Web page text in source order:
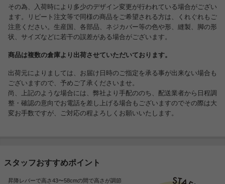
その為、入荷時により多少のデザイン変更が行われている場合がござい
ます。リピート注文等で同様の商品をご希望される方は、くれぐれもご
注意ください。生産国、各部品、ネジカバー等の色や形、縫製、脚の形
状、サイズなどに若干の誤差がある場合がございます。
商品は複数の倉庫より出荷させていただいております。
出荷元によりましては、お届け日時のご指定を承る事が出来ない場合も
ございますので、予めご了承くださいませ。
尚、上記のような場合には、弊社より手配ののち、配送業者から日程調
整・確認の意向でお電話を差し上げる場合もございますのでその際は大
変お手数ですが、ご対応の程よろしくお願いいたします。
スタッフおすすめポイント
昇降レバーで高さ43〜58cmの間で高さが調節